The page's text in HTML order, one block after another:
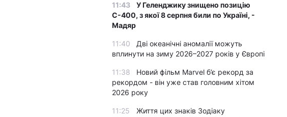
11:43
У Геленджику знищено позицію
С-400, з якої 8 серпня били по Україні, -
Мадяр
11:40
Дві океанічні аномалії можуть
вплинути на зиму 2026–2027 років у Європі
11:38
Новий фільм Marvel б’є рекорд за
рекордом - він уже став головним хітом
2026 року
11:25
Життя цих знаків Зодіаку